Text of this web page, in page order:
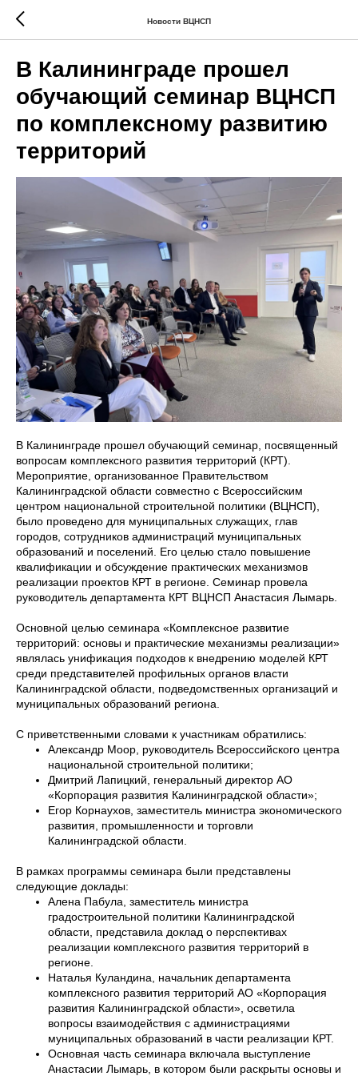
Новости ВЦНСП
В Калининграде прошел
обучающий семинар ВЦНСП
по комплексному развитию
территорий
В Калининграде прошел обучающий семинар, посвященный
вопросам комплексного развития территорий (КРТ).
Мероприятие, организованное Правительством
Калининградской области совместно с Всероссийским
центром национальной строительной политики (ВЦНСП),
было проведено для муниципальных служащих, глав
городов, сотрудников администраций муниципальных
образований и поселений. Его целью стало повышение
квалификации и обсуждение практических механизмов
реализации проектов КРТ в регионе. Семинар провела
руководитель департамента КРТ ВЦНСП Анастасия Лымарь.
Основной целью семинара «Комплексное развитие
территорий: основы и практические механизмы реализации»
являлась унификация подходов к внедрению моделей КРТ
среди представителей профильных органов власти
Калининградской области, подведомственных организаций и
муниципальных образований региона.
С приветственными словами к участникам обратились:
Александр Моор, руководитель Всероссийского центра
национальной строительной политики;
Дмитрий Лапицкий, генеральный директор АО
«Корпорация развития Калининградской области»;
Егор Корнаухов, заместитель министра экономического
развития, промышленности и торговли
Калининградской области.
В рамках программы семинара были представлены
следующие доклады:
Алена Пабула, заместитель министра
градостроительной политики Калининградской
области, представила доклад о перспективах
реализации комплексного развития территорий в
регионе.
Наталья Куландина, начальник департамента
комплексного развития территорий АО «Корпорация
развития Калининградской области», осветила
вопросы взаимодействия с администрациями
муниципальных образований в части реализации КРТ.
Основная часть семинара включала выступление
Анастасии Лымарь, в котором были раскрыты основы и